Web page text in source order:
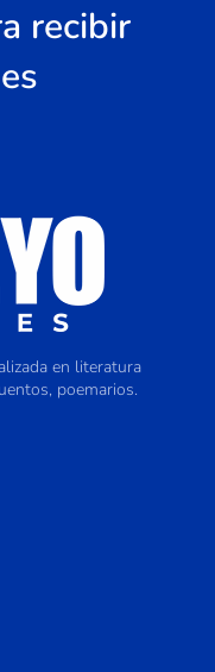
recibir
en literatura
poemarios.